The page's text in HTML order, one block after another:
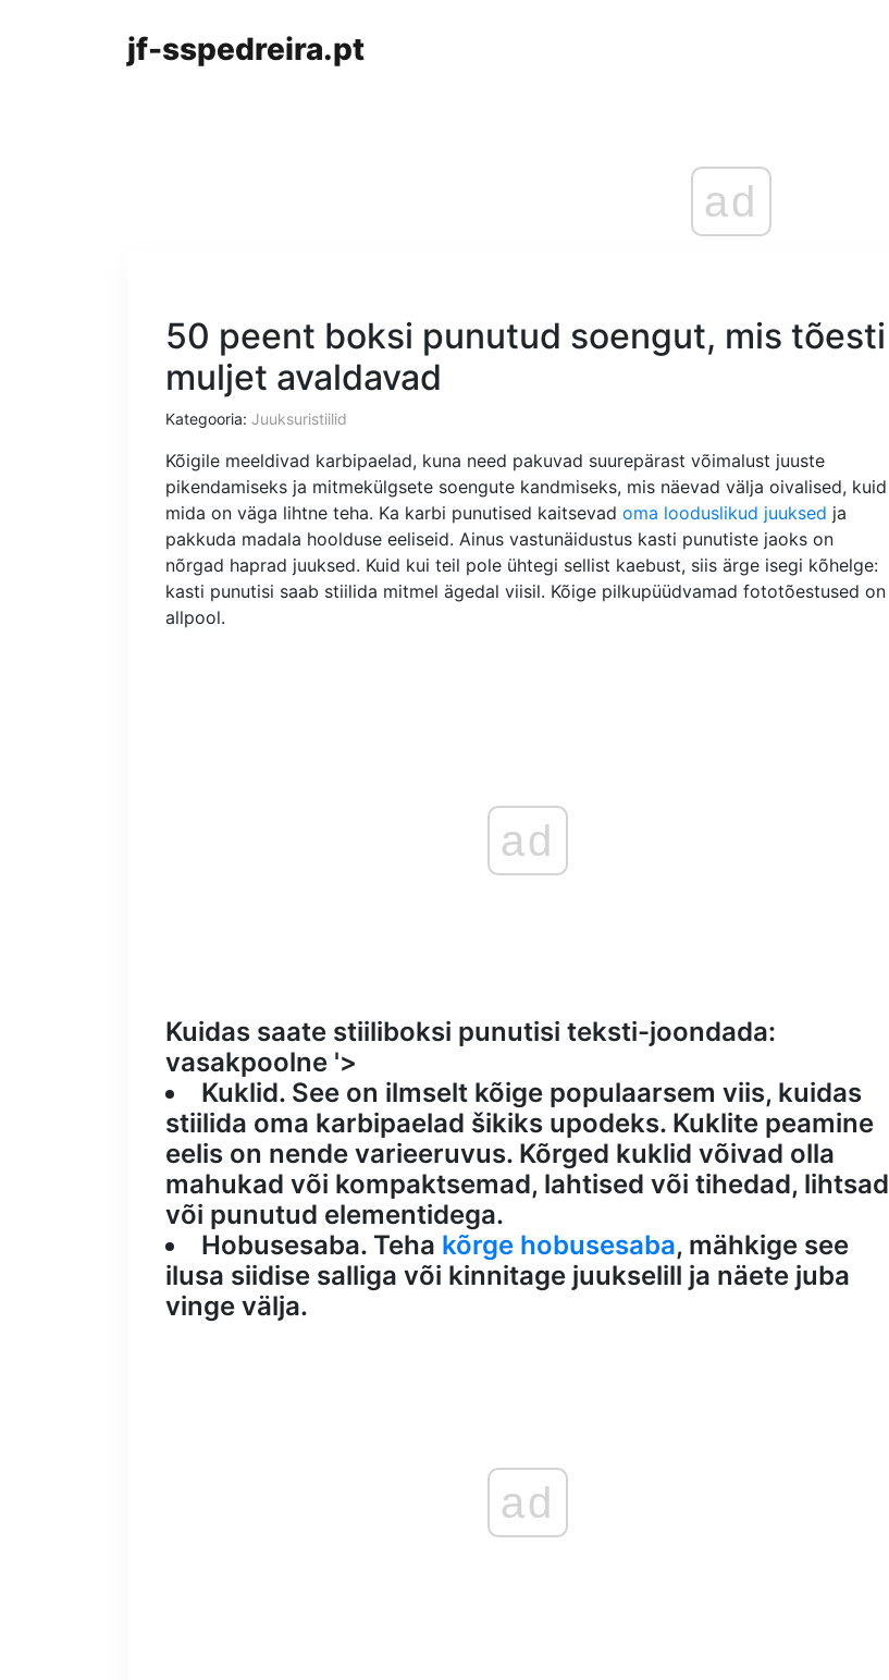
jf-sspedreira.pt
ad
50 peent boksi punutud soengut, mis tõesti
muljet avaldavad
Kategooria: Juuksuristiilid
Kõigile meeldivad karbipaelad, kuna need pakuvad suurepärast võimalust juuste
pikendamiseks ja mitmekülgsete soengute kandmiseks, mis näevad välja oivalised, kuid
mida on väga lihtne teha. Ka karbi punutised kaitsevad oma looduslikud juuksed ja
pakkuda madala hoolduse eeliseid. Ainus vastunäidustus kasti punutiste jaoks on
nõrgad haprad juuksed. Kuid kui teil pole ühtegi sellist kaebust, siis ärge isegi kõhelge:
kasti punutisi saab stiilida mitmel ägedal viisil. Kõige pilkupüüdvamad fototõestused on
allpool.
ad
Kuidas saate stiiliboksi punutisi teksti-joondada:
vasakpoolne '>
Kuklid. See on ilmselt kõige populaarsem viis, kuidas
stiilida oma karbipaelad šikiks upodeks. Kuklite peamine
eelis on nende varieeruvus. Kõrged kuklid võivad olla
mahukad või kompaktsemad, lahtised või tihedad, lihtsad
või punutud elementidega.
Hobusesaba. Teha kõrge hobusesaba, mähkige see
ilusa siidise salliga või kinnitage juukselill ja näete juba
vinge välja.
ad